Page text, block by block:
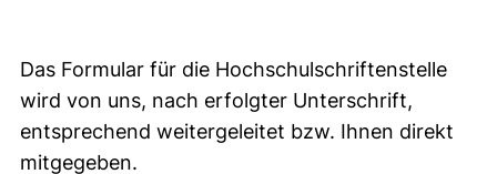
Das Formular für die Hochschulschriftenstelle
wird von uns, nach erfolgter Unterschrift,
entsprechend weitergeleitet bzw. Ihnen direkt
mitgegeben.